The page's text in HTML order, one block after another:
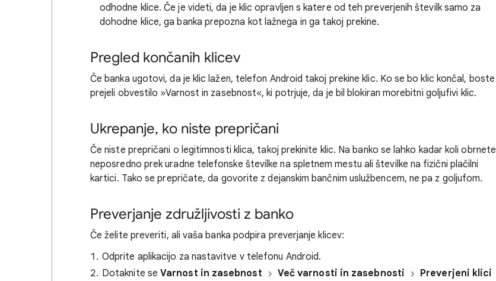
odhodne klice. Če je videti, da je klic opravljen s katere od teh preverjenih številk samo za
dohodne klice, ga banka prepozna kot lažnega in ga takoj prekine.
Pregled končanih klicev
Če banka ugotovi, da je klic lažen, telefon Android takoj prekine klic. Ko se bo klic končal, boste
prejeli obvestilo »Varnost in zasebnost«, ki potrjuje, da je bil blokiran morebitni goljufivi klic.
Ukrepanje, ko niste prepričani
Če niste prepričani o legitimnosti klica, takoj prekinite klic. Na banko se lahko kadar koli obrnete
neposredno prek uradne telefonske številke na spletnem mestu ali številke na fizični plačilni
kartici. Tako se prepričate, da govorite z dejanskim bančnim uslužbencem, ne pa z goljufom.
Preverjanje združljivosti z banko
Če želite preveriti, ali vaša banka podpira preverjanje klicev:
Odprite aplikacijo za nastavitve v telefonu Android.
Dotaknite seVarnost in zasebnost Več varnosti in zasebnosti
Preverjeni klici